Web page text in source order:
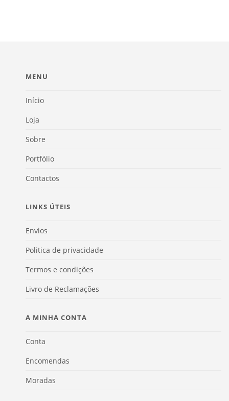
MENU
Início
Loja
Sobre
Portfólio
Contactos
LINKS ÚTEIS
Envios
Politica de privacidade
Termos e condições
Livro de Reclamações
A MINHA CONTA
Conta
Encomendas
Moradas